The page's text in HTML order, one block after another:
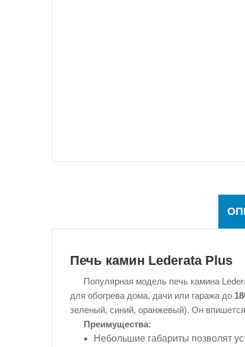
Печь камин Lederata Plus
Популярная модель печь камина
для обогрева дома, дачи или гаража до
зеленый, синий, оранжевый). Он
Преимущества:
Небольшие габариты позволят